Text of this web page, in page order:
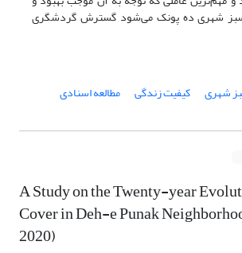
شهری ده پونک می‌شود گسترش گردشگری
شهری کیفیت زندگی مطالعه اسنادی
A Study on the Twenty-year
Cover in Deh-e Punak
2020)